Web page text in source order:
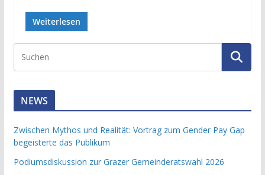
Weiterlesen
NEWS
Zwischen Mythos und Realität: Vortrag zum Gender Pay Gap
begeisterte das Publikum
Podiumsdiskussion zur Grazer Gemeinderatswahl 2026